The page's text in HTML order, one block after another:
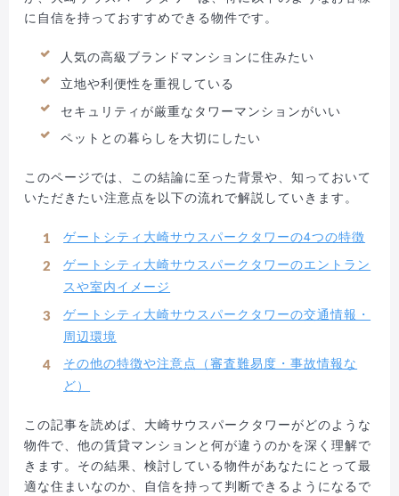
に自信を持っておすすめできる物件です。
人気の高級ブランドマンションに住みたい
立地や利便性を重視している
セキュリティが厳重なタワーマンションがいい
ペットとの暮らしを大切にしたい
このページでは、この結論に至った背景や、知っておいて
いただきたい注意点を以下の流れで解説していきます。
ゲートシティ大崎サウスパークタワーの4つの特徴
ゲートシティ大崎サウスパークタワーのエントラン
スや室内イメージ
ゲートシティ大崎サウスパークタワーの交通情報・
周辺環境
その他の特徴や注意点（審査難易度・事故情報な
ど）
この記事を読めば、大崎サウスパークタワーがどのような
物件で、他の賃貸マンションと何が違うのかを深く理解で
きます。その結果、検討している物件があなたにとって最
適な住まいなのか、自信を持って判断できるようになるで